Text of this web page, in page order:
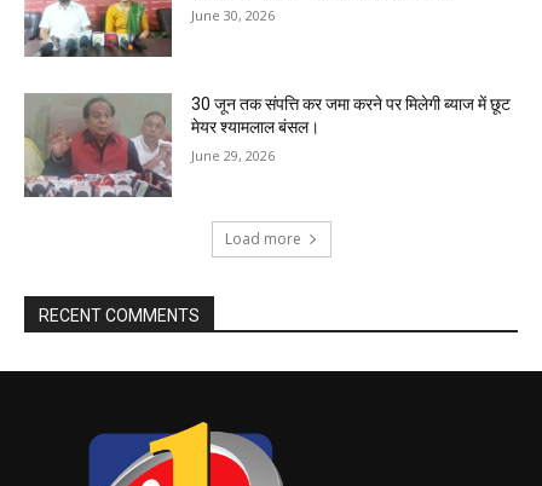
June 30, 2026
30 जून तक संपत्ति कर जमा करने पर मिलेगी ब्याज में छूट
मेयर श्यामलाल बंसल।
June 29, 2026
Load more
RECENT COMMENTS